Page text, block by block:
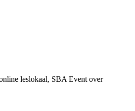
leslokaal, SBA Event over